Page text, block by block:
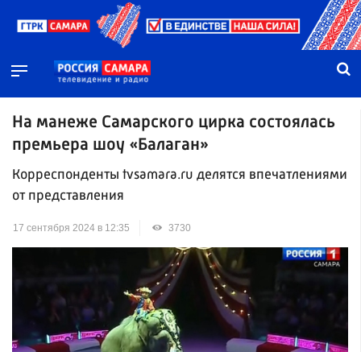
На манеже Самарского цирка состоялась
премьера шоу «Балаган»
Корреспонденты tvsamara.ru делятся впечатлениями
от представления
17 сентября 2024 в 12:35 3730